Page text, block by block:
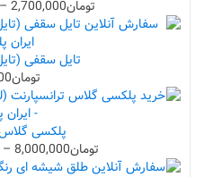
تومان2,700,000
–
تایل سقفی
تومان
پلکسی گلاس
تومان8,000,000
–